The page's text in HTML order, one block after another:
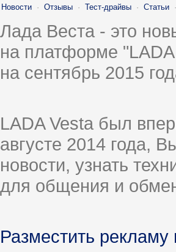
Новости · Отзывы · Тест-драйвы · Статьи ·
Лада Веста - это
на платформе
на сентябрь 2015
LADA Vesta был
августе 2014 года,
новости, узнать
для общения и
Разместить рекламу